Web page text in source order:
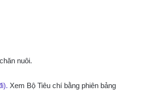
nuôi.
Xem Bộ Tiêu chí bằng phiên bảng